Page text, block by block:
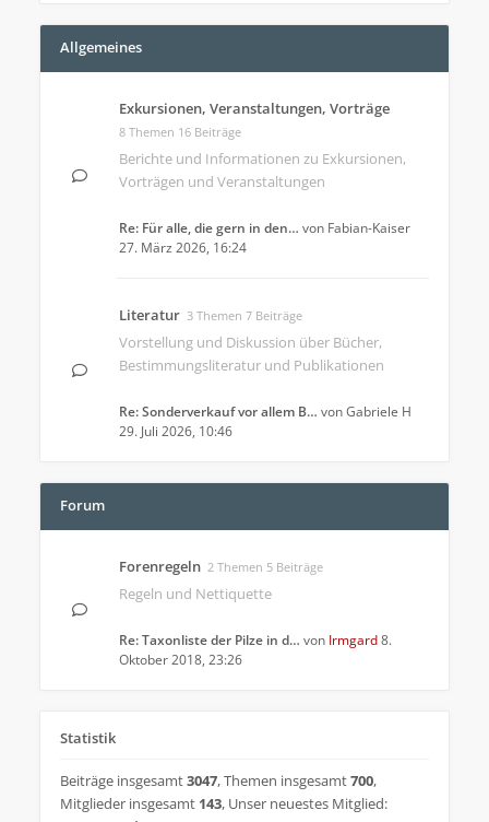
Allgemeines
Exkursionen, Veranstaltungen, Vorträge
8 Themen 16 Beiträge
Berichte und Informationen zu Exkursionen,
Vorträgen und Veranstaltungen
Re: Für alle, die gern in den… von Fabian-Kaiser
27. März 2026, 16:24
Literatur 3 Themen 7 Beiträge
Vorstellung und Diskussion über Bücher,
Bestimmungsliteratur und Publikationen
Re: Sonderverkauf vor allem B… vonGabriele H
29. Juli 2026, 10:46
Forum
Forenregeln 2 Themen 5 Beiträge
Regeln und Nettiquette
Re: Taxonliste der Pilze in d… von Irmgard8.
Oktober 2018, 23:26
Statistik
Beiträge insgesamt3047,Themen insgesamt700,
Mitglieder insgesamt 143, Unser neuestes Mitglied: